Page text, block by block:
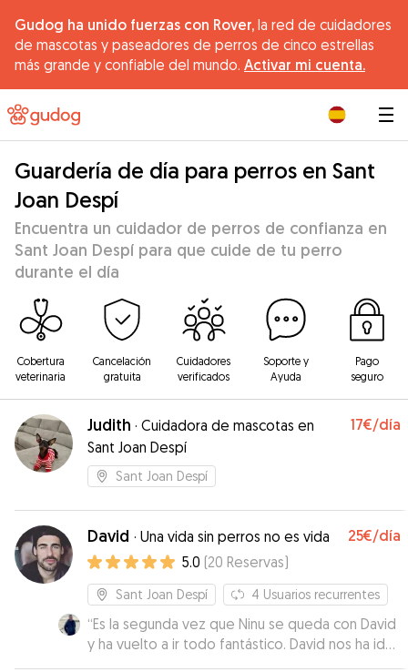
Gudog ha unido fuerzas con Rover, la red de cuidadores
de mascotas y paseadores de perros de cinco estrellas
más grande y confiable del mundo. Activar mi cuenta.
Guardería de día para perros en Sant
Joan Despí
Encuentra un cuidador de perros de confianza en
Sant Joan Despí para que cuide de tu perro
durante el día
Cobertura
veterinaria
Cancelación
gratuita
Cuidadores
verificados
Soporte y
Ayuda
Pago
seguro
Judith · Cuidadora de mascotas en
Sant Joan Despí
17€/día
Sant Joan Despí
David · Una vida sin perros no es vida 25€/día
5.0 (20 Reservas)
Sant Joan Despí 4 Usuarios recurrentes
“Es la segunda vez que Ninu se queda con David
y ha vuelto a ir todo fantástico. David nos ha ido
informando regularmente de cómo se